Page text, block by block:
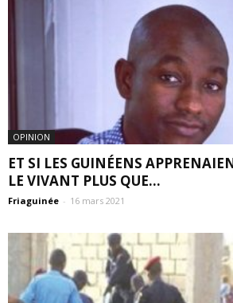
OPINION
ET SI LES GUINÉENS
LE VIVANT PLUS QUE...
Friaguinée - 16 mars 2021